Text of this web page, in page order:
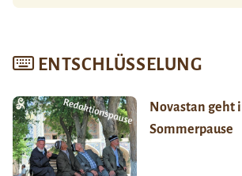
ENTSCHLÜSSELUNG
Novastan geht
Sommerpause